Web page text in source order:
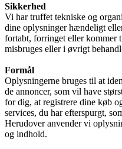
Sikkerhed
Vi har truffet tekniske og
dine oplysninger hændeligt
fortabt, forringet eller kommer
misbruges eller i øvrigt
Formål
Oplysningerne bruges til at
de annoncer, som vil have
for dig, at registrere dine køb
services, du har efterspurgt,
Herudover anvender vi
og indhold.